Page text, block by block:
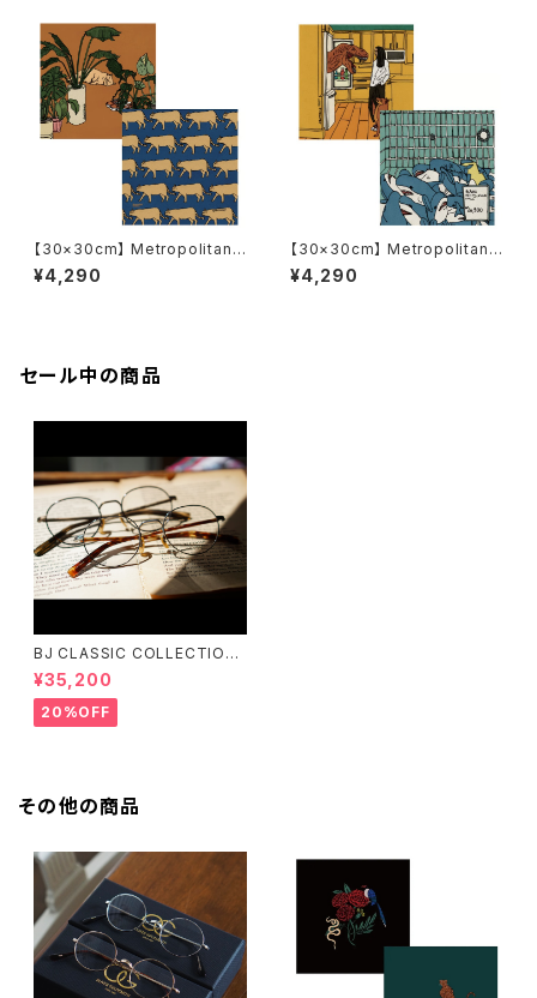
【30×30cm】 Metropolitan
Crossbottle メトロポリタンク
ロスボトル MCB340 / the cat
¥4,290
【30×30cm】 Metropolitan
Crossbottle メトロポリタンク
ロスボトル MCB341 / Harmle
¥4,290
セール中の商品
BJ CLASSIC COLLECTION
¥35,200
20%OFF
その他の商品